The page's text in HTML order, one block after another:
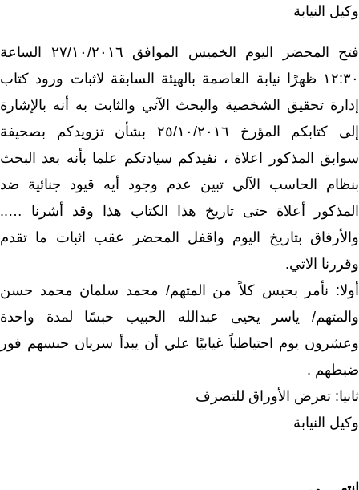
وكيل النيابة
فتح المحضر اليوم الخميس الموافق ٢٧/١٠/٢٠١٦ الساعة
١٢:٣٠ ظهرًا نيابة العاصمة بالهيئة السابقة
لاثبات ورود كتاب
إدارة تحقيق الشخصية والبحث الآتي والثابت به أنه بالإشارة
إلى كتابكم المؤرخ ٢٥/١٠/٢٠١٦ بشأن تزويدكم بصحيفة
سوابق المذكور اعلاة ، نفيدكم سيادتكم علما بأنه بعد البحث
بنظام الحاسب الآلي تبين عدم وجود أيه قيود جنائية ضد
المذكور أعلاة حتى تاريخ هذا الكتاب هذا وقد أشرنا …..
والأرفاق بتاريخ اليوم واقفل المحضر عقب اثبات ما تقدم
وقررنا الاتي.
أولا: نأمر بحبس كلاً من المتهم/ محمد سلمان محمد حسن
والمتهم/ ياسر يحيى عبدالله الحبيب حبسًا لمدة واحدة
وعشرون يوم احتياطياً غيابيًا علي أن يبدأ سريان حبسهم فور
ضبطهم .
ثانيا: تعرض الأوراق للتصرف
وكيل النيابة